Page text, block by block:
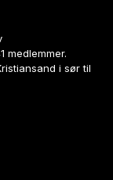
medlemmer.
i sør til